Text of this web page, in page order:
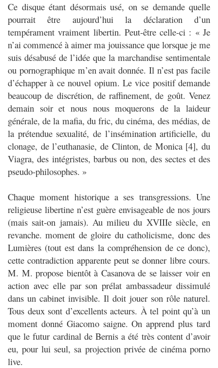
Ce disque étant désormais usé, on se demande quelle
pourrait être aujourd’hui la déclaration d’un
tempérament vraiment libertin. Peut-être celle-ci : « Je
n’ai commencé à aimer ma jouissance que lorsque je me
suis désabusé de l’idée que la marchandise sentimentale
ou pornographique m’en avait donnée. Il n’est pas facile
d’échapper à ce nouvel opium. Le vice positif demande
beaucoup de discrétion, de raffinement, de goût. Venez
demain soir et nous nous moquerons de la laideur
générale, de la mafia, du fric, du cinéma, des médias, de
la prétendue sexualité, de l’insémination artificielle, du
clonage, de l’euthanasie, de Clinton, de Monica [4], du
Viagra, des intégristes, barbus ou non, des sectes et des
pseudo-philosophes. »
Chaque moment historique a ses transgressions. Une
religieuse libertine n’est guère envisageable de nos jours
(mais sait-on jamais). Au milieu du XVIIIe siècle, en
revanche. moment de gloire du catholicisme, donc des
Lumières (tout est dans la compréhension de ce donc),
cette contradiction apparente peut se donner libre cours.
M. M. propose bientôt à Casanova de se laisser voir en
action avec elle par son prélat ambassadeur dissimulé
dans un cabinet invisible. Il doit jouer son rôle naturel.
Tous deux sont d’excellents acteurs. À tel point qu’à un
moment donné Giacomo saigne. On apprend plus tard
que le futur cardinal de Bernis a été très content d’avoir
eu, pour lui seul, sa projection privée de cinéma porno
live.